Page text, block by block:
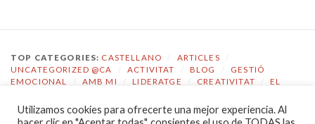
TOP CATEGORIES: CASTELLANO ARTICLES
UNCATEGORIZED @CA
ACTIVITAT BLOG
GESTIÓ
EMOCIONAL
/ AMB MI / LIDERATGE / CREATIVITAT /
EL
TOP TAGS: COACHING / GESTIÓ EMOCIONAL / ECOLOGIA
Utilizamos cookies para ofrecerte una mejor experiencia. Al